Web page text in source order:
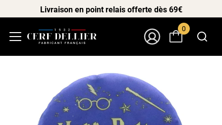
Livraison en point relais offerte dès 69€
0